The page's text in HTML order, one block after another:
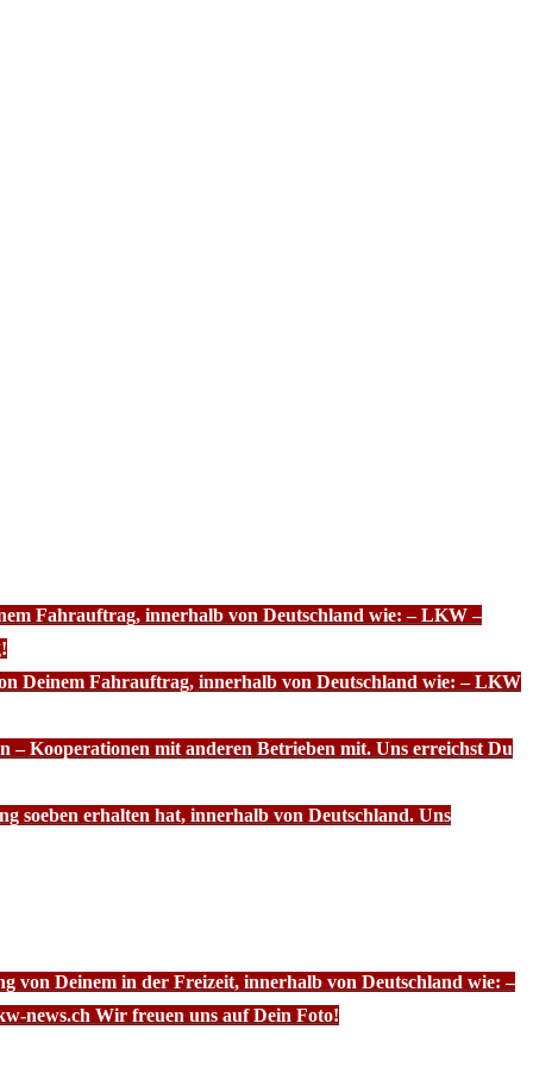
Fahrauftrag, innerhalb von Deutschland wie: – LKW –
Deinem Fahrauftrag, innerhalb von Deutschland wie: – LKW
– Kooperationen mit anderen Betrieben mit. Uns erreichst Du
soeben erhalten hat, innerhalb von Deutschland. Uns
von Deinem in der Freizeit, innerhalb von Deutschland wie: –
news.ch Wir freuen uns auf Dein Foto!